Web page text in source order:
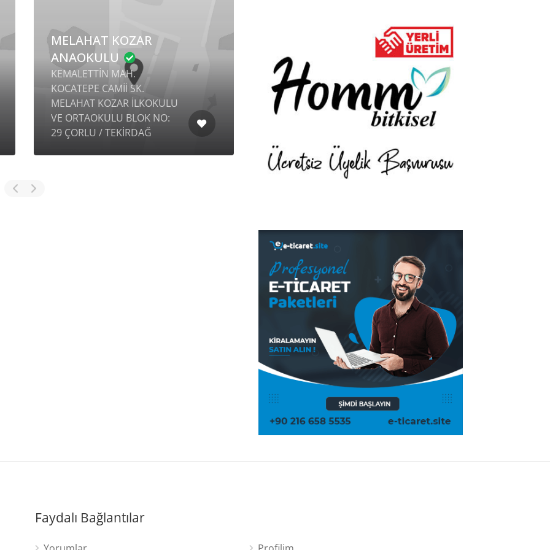
GÜÇLÜ ANAOKULU
GÜÇLÜ MAH. GÜÇLÜ KÜME
EVLERİ NO: 48 HALİLİYE /
ŞANLIURFA
Faydalı Bağlantılar